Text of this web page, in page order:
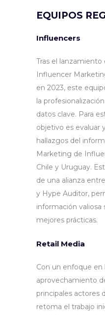
EQUIPOS
Influencers
Tras el lanzamiento
Influencer
en 2023, este
la
datos clave. Para
objetivo es evaluar
hallazgos del
Marketing de
Chile y Uruguay.
de una alianza
y Hype Auditor,
información
mejores prácticas.
Retail Media
Con un enfoque en
aprovechamiento
principales actores
retoma el trabajo